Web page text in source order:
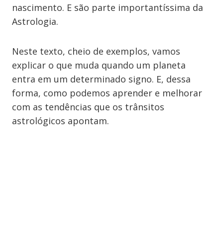
nascimento. E são parte importantíssima da
Astrologia.
Neste texto, cheio de exemplos, vamos
explicar o que muda quando um planeta
entra em um determinado signo. E, dessa
forma, como podemos aprender e melhorar
com as tendências que os trânsitos
astrológicos apontam.